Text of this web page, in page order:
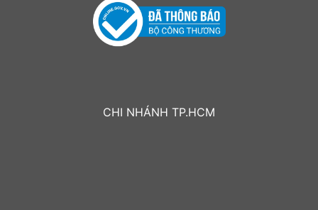
CHI NHÁNH TP.HCM